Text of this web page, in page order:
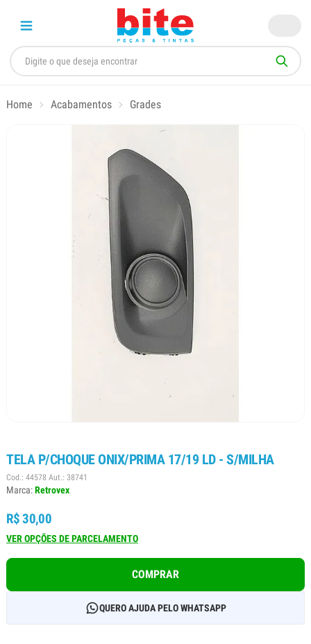
Home Acabamentos Grades
TELA P/CHOQUE ONIX/PRIMA 17/19 LD - S/MILHA
Cod.: 44578 Aut.: 38741
Marca:Retrovex
R$ 30,00
VER OPÇÕES DE PARCELAMENTO
COMPRAR
QUERO AJUDA PELO WHATSAPP